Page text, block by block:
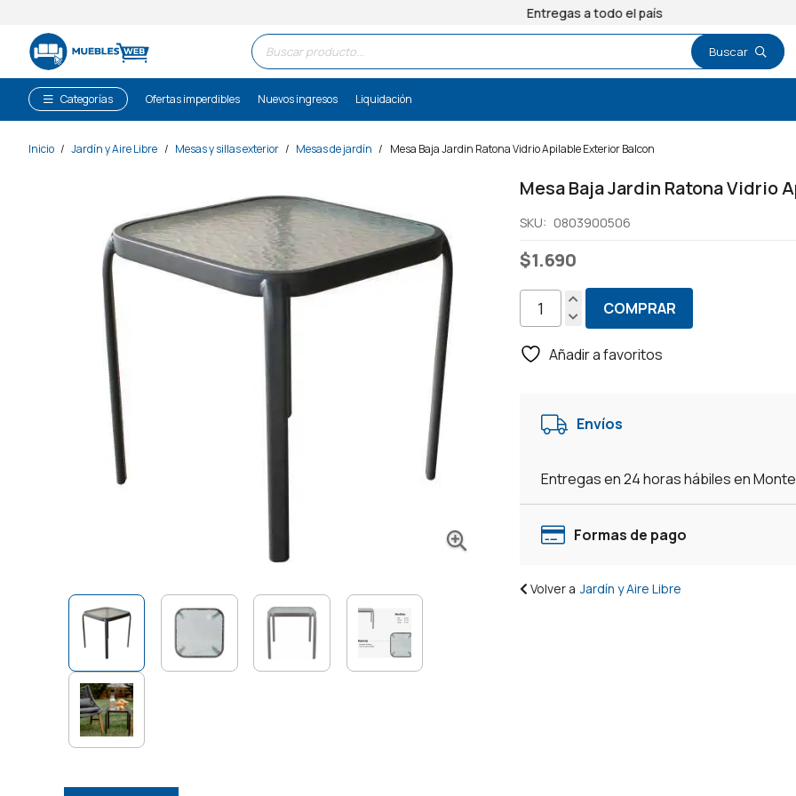
Entregas a todo el país
Búsqueda
de
productos
Categorías Ofertas imperdibles Nuevos ingresos Liquidación
Inicio / Jardín y Aire Libre / Mesas y sillas exterior / Mesas de jardín / Mesa Baja Jardin Ratona Vidrio Apilable Exterior Balcon
Mesa Baja Jardin Ratona Vidrio
SKU: 0803900506
$1.690
Mesa
Jardin
Apilable
cantidad
COMPRAR
Añadir a favoritos
Envíos
Entregas en 24 horas hábiles en
Formas de pago
Volver a Jardín y Aire Libre